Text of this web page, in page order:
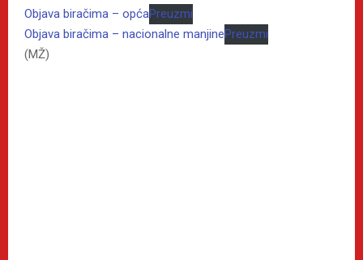
Objava biračima – općaPreuzmi
Objava biračima – nacionalne manjinePreuzmi
(MŽ)